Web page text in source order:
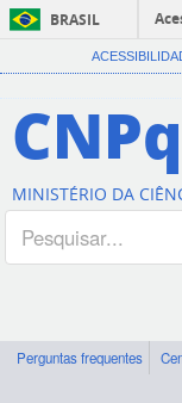
BRASIL
CNPq
MINISTÉRIO DA
Perguntas frequentes